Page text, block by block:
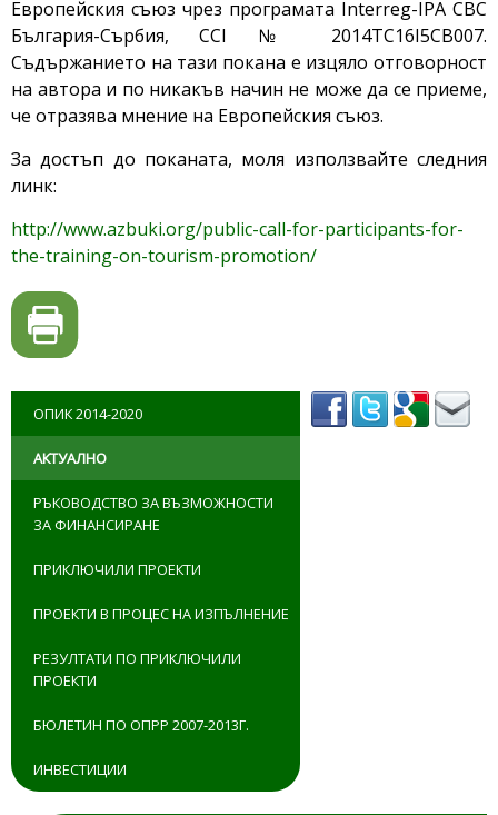
Европейския съюз чрез програмата Interreg-IPA CBC
България-Сърбия, CCI № 2014TC16I5CB007.
Съдържанието на тази покана е изцяло отговорност
на автора и по никакъв начин не може да се приеме,
че отразява мнение на Европейския съюз.
За достъп до поканата, моля използвайте следния
линк:
http://www.azbuki.org/public-call-for-participants-for-
the-training-on-tourism-promotion/
ОПИК 2014-2020
АКТУАЛНО
РЪКОВОДСТВО ЗА ВЪЗМОЖНОСТИ
ЗА ФИНАНСИРАНЕ
ПРИКЛЮЧИЛИ ПРОЕКТИ
ПРОЕКТИ В ПРОЦЕС НА ИЗПЪЛНЕНИЕ
РЕЗУЛТАТИ ПО ПРИКЛЮЧИЛИ
ПРОЕКТИ
БЮЛЕТИН ПО ОПРР 2007-2013Г.
ИНВЕСТИЦИИ